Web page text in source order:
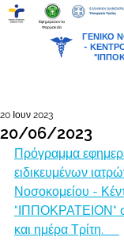
ΓΕΝΙΚΟ
-
Εφημερεύοντα
Φαρμακεία
20/06/2023
20 Ιουν 2023
Πρόγραμμα
ειδικευμένων
Νοσοκομείου -
"ΙΠΠΟΚΡΑΤΕΙΟΝ"
και ημέρα Τρίτη.